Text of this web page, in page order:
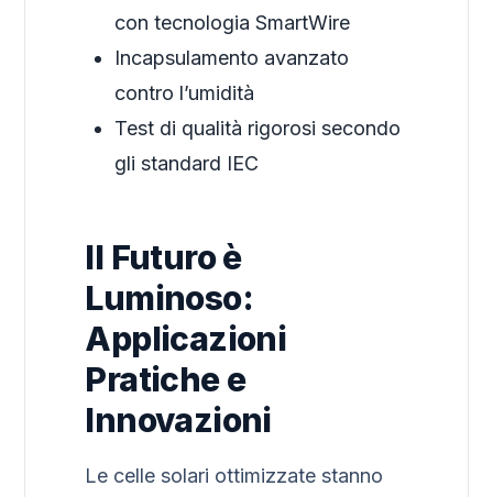
con tecnologia SmartWire
Incapsulamento avanzato
contro l’umidità
Test di qualità rigorosi secondo
gli standard IEC
Il Futuro è
Luminoso:
Applicazioni
Pratiche e
Innovazioni
Le celle solari ottimizzate stanno